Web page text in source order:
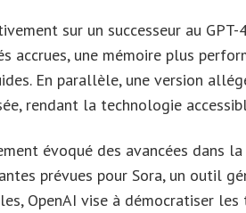
sur un successeur au
accrues, une mémoire plus
En parallèle, une version
rendant la technologie
évoqué des avancées dans
prévues pour Sora, un outil
OpenAI vise à démocratiser les